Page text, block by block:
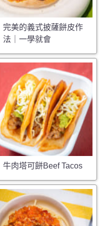
完美的義式披薩餅皮作
法｜一學就會
牛肉塔可餅Beef Tacos